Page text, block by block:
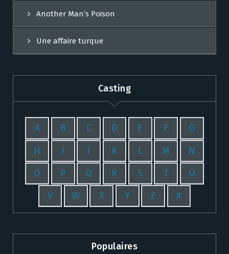
Another Man’s Poison
Une affaire turque
Casting
A B C D E F G
H I J K L M N
O P Q R S T U
V W X Y Z #
Populaires